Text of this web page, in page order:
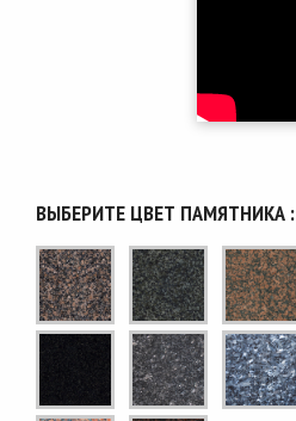
ВЫБЕРИТЕ ЦВЕТ ПАМЯТНИКА :